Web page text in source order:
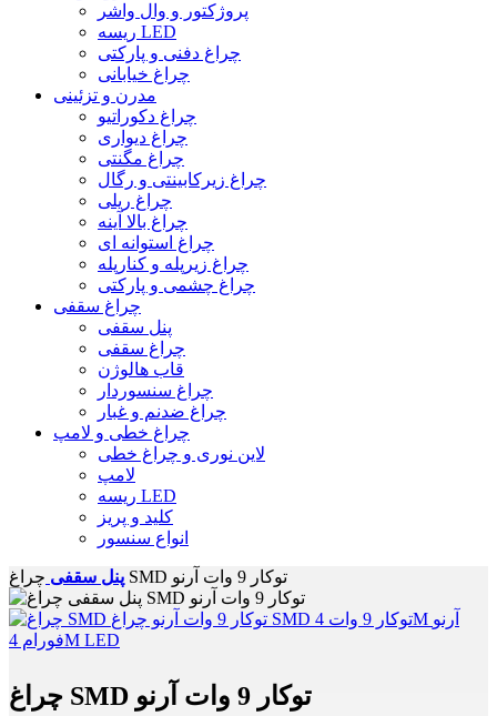
پروژکتور و وال واشر
ریسه LED
چراغ دفنی و پارکتی
چراغ خیابانی
مدرن و تزئینی
چراغ دکوراتیو
چراغ دیواری
چراغ مگنتی
چراغ زیرکابینتی و رگال
چراغ ریلی
چراغ بالا آینه
چراغ استوانه ای
چراغ زیرپله و کنارپله
چراغ چشمی و پارکتی
چراغ سقفی
پنل سقفی
چراغ سقفی
قاب هالوژن
چراغ سنسوردار
چراغ ضدنم و غبار
چراغ خطی و لامپ
لاین نوری و چراغ خطی
لامپ
ریسه LED
کلید و پریز
انواع سنسور
پنل سقفی چراغ SMD توکار 9 وات آرنو
چراغ SMD توکار 9 وات آرنو